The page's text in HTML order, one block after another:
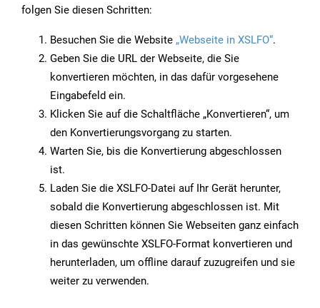
folgen Sie diesen Schritten:
Besuchen Sie die Website „Webseite in XSLFO“.
Geben Sie die URL der Webseite, die Sie
konvertieren möchten, in das dafür vorgesehene
Eingabefeld ein.
Klicken Sie auf die Schaltfläche „Konvertieren“, um
den Konvertierungsvorgang zu starten.
Warten Sie, bis die Konvertierung abgeschlossen
ist.
Laden Sie die XSLFO-Datei auf Ihr Gerät herunter,
sobald die Konvertierung abgeschlossen ist. Mit
diesen Schritten können Sie Webseiten ganz einfach
in das gewünschte XSLFO-Format konvertieren und
herunterladen, um offline darauf zuzugreifen und sie
weiter zu verwenden.